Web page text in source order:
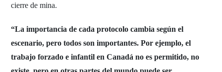
cierre de mina.
“La importancia de cada protocolo cambia según el
escenario, pero todos son importantes. Por ejemplo, el
trabajo forzado e infantil en Canadá no es permitido, no